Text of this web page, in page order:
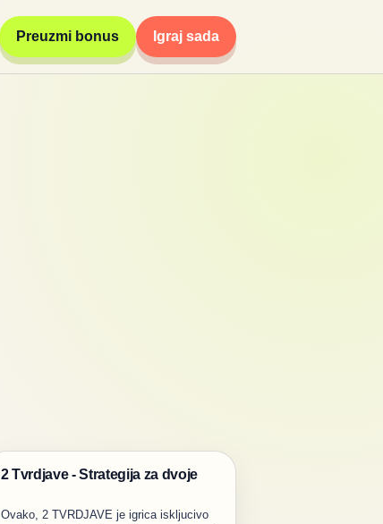
Preuzmi bonus Igraj sada
Igre za dvoje
2 Tvrdjave - Strategija za dvoje
Ovako, 2 TVRDJAVE je igrica iskljucivo